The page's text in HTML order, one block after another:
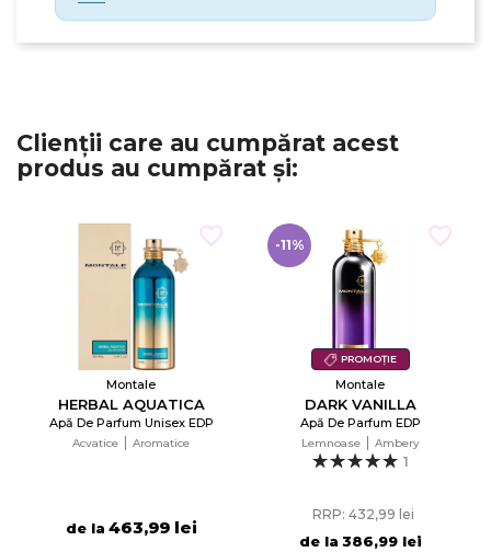
Clienții care au cumpărat acest
produs au cumpărat și:
Montale
HERBAL AQUATICA
Apă De Parfum Unisex EDP
Acvatice Aromatice
de la 463,99 lei
PROMOȚIE
-11%
Montale
DARK VANILLA
Apă De Parfum EDP
Lemnoase Ambery
1
de la
RRP: 432,99 lei
386,99 lei
Creeaza o lista de dorinte ×
Numele listei de dorinte
Anuleaza
Creeaza o lista de dorinte